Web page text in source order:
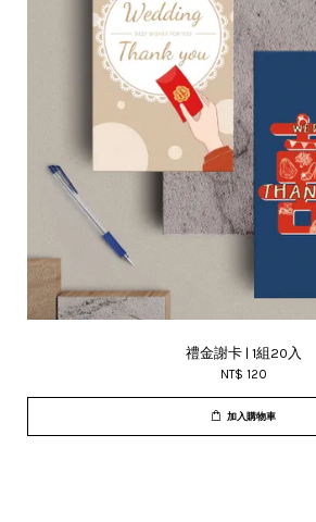
禮金謝卡 | 1組20入
NT$ 120
加入購物車